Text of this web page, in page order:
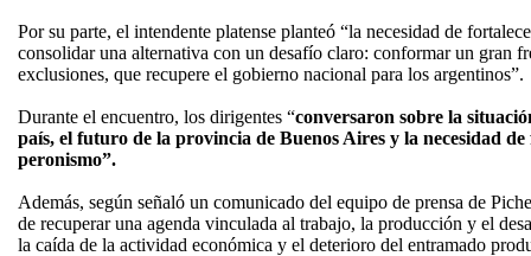
Por su parte, el intendente platense planteó “la necesidad de
consolidar una alternativa con un desafío claro: conformar un gran
exclusiones, que recupere el gobierno nacional para los argentinos”.
Durante el encuentro, los dirigentes “conversaron sobre la
país, el futuro de la provincia de Buenos Aires y la necesidad
peronismo”.
Además, según señaló un comunicado del equipo de prensa de
de recuperar una agenda vinculada al trabajo, la producción y el
la caída de la actividad económica y el deterioro del entramado